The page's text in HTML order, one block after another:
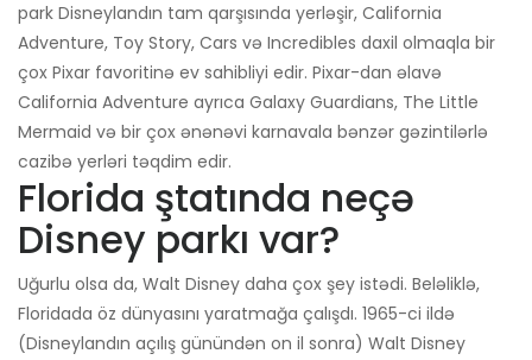
park Disneylandın tam qarşısında yerləşir, California
Adventure, Toy Story, Cars və Incredibles daxil olmaqla bir
çox Pixar favoritinə ev sahibliyi edir. Pixar-dan əlavə
California Adventure ayrıca Galaxy Guardians, The Little
Mermaid və bir çox ənənəvi karnavala bənzər gəzintilərlə
cazibə yerləri təqdim edir.
Florida ştatında neçə
Disney parkı var?
Uğurlu olsa da, Walt Disney daha çox şey istədi. Beləliklə,
Floridada öz dünyasını yaratmağa çalışdı. 1965-ci ildə
(Disneylandın açılış günündən on il sonra) Walt Disney